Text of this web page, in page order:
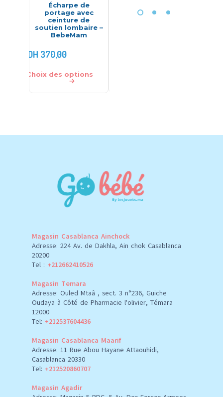
Écharpe de
portage avec
ceinture de
soutien lombaire –
BebeMam
DH 370,00
Choix des options
Oasis – Badabulle
Magasin Casablanca Ainchock
Adresse: 224 Av. de Dakhla, Ain chok Casablanca
20200
Tel : +212662410526
Magasin Temara
Adresse: Ouled Mtaâ , sect. 3 n°236, Guiche
Oudaya à Côté de Pharmacie l'olivier, Témara
12000
Tel: +212537604436
Magasin Casablanca Maarif
Adresse: 11 Rue Abou Hayane Attaouhidi,
Casablanca 20330
Tel: +212520860707
Magasin Agadir